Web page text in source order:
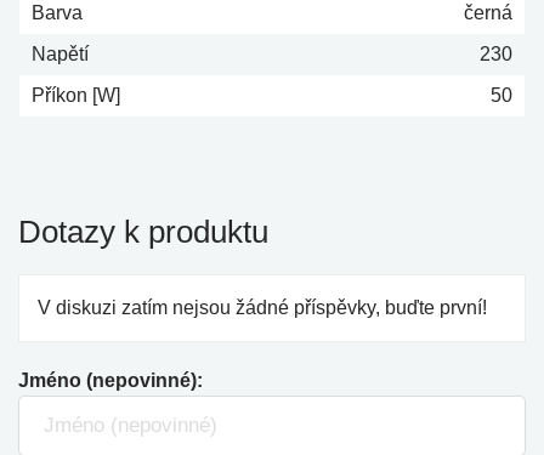
Barva
černá
Napětí
230
Příkon [W]
50
Dotazy k produktu
V diskuzi zatím nejsou žádné příspěvky, buďte první!
Jméno (nepovinné):